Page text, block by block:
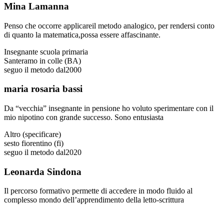
Mina Lamanna
Penso che occorre applicareil metodo analogico, per rendersi conto
di quanto la matematica,possa essere affascinante.
Insegnante scuola primaria
Santeramo in colle (BA)
seguo il metodo dal2000
maria rosaria bassi
Da “vecchia” insegnante in pensione ho voluto sperimentare con il
mio nipotino con grande successo. Sono entusiasta
Altro (specificare)
sesto fiorentino (fi)
seguo il metodo dal2020
Leonarda Sindona
Il percorso formativo permette di accedere in modo fluido al
complesso mondo dell’apprendimento della letto-scrittura